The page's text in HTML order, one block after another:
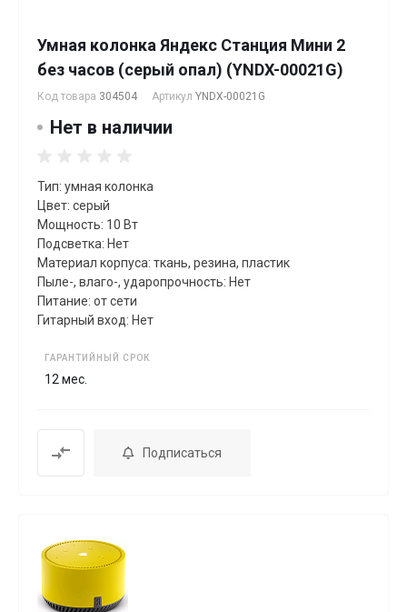
Умная колонка Яндекс Станция Мини 2
без часов (серый опал) (YNDX-00021G)
Код товара 304504 Артикул YNDX-00021G
Нет в наличии
Тип: умная колонка
Цвет: серый
Мощность: 10 Вт
Подсветка: Нет
Материал корпуса: ткань, резина, пластик
Пыле-, влаго-, ударопрочность: Нет
Питание: от сети
Гитарный вход: Нет
ГАРАНТИЙНЫЙ СРОК
12 мес.
Подписаться